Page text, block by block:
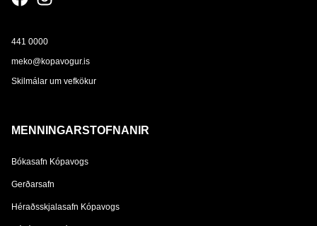
441 0000
meko@kopavogur.is
Skilmálar um vefkökur
MENNINGARSTOFNANIR
Bókasafn Kópavogs
Gerðarsafn
Héraðsskjalasafn Kópavogs